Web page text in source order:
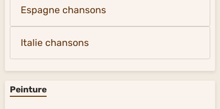
Espagne chansons
Italie chansons
Peinture